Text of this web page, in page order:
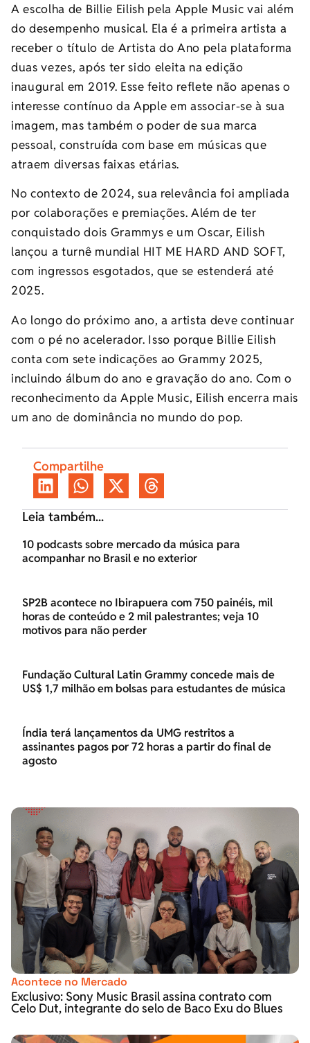
A escolha de Billie Eilish pela Apple Music vai além
do desempenho musical. Ela é a primeira artista a
receber o título de Artista do Ano pela plataforma
duas vezes, após ter sido eleita na edição
inaugural em 2019. Esse feito reflete não apenas o
interesse contínuo da Apple em associar-se à sua
imagem, mas também o poder de sua marca
pessoal, construída com base em músicas que
atraem diversas faixas etárias.
No contexto de 2024, sua relevância foi ampliada
por colaborações e premiações. Além de ter
conquistado dois Grammys e um Oscar, Eilish
lançou a turnê mundial HIT ME HARD AND SOFT,
com ingressos esgotados, que se estenderá até
2025.
Ao longo do próximo ano, a artista deve continuar
com o pé no acelerador. Isso porque Billie Eilish
conta com sete indicações ao Grammy 2025,
incluindo álbum do ano e gravação do ano. Com o
reconhecimento da Apple Music, Eilish encerra mais
um ano de dominância no mundo do pop.
Compartilhe
Leia também...
10 podcasts sobre mercado da música para
acompanhar no Brasil e no exterior
SP2B acontece no Ibirapuera com 750 painéis, mil
horas de conteúdo e 2 mil palestrantes; veja 10
motivos para não perder
Fundação Cultural Latin Grammy concede mais de
US$ 1,7 milhão em bolsas para estudantes de música
Índia terá lançamentos da UMG restritos a
assinantes pagos por 72 horas a partir do final de
agosto
Acontece no Mercado
Exclusivo: Sony Music Brasil assina contrato com
Celo Dut, integrante do selo de Baco Exu do Blues